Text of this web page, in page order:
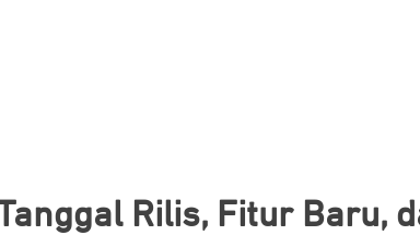
Rilis, Fitur Baru,